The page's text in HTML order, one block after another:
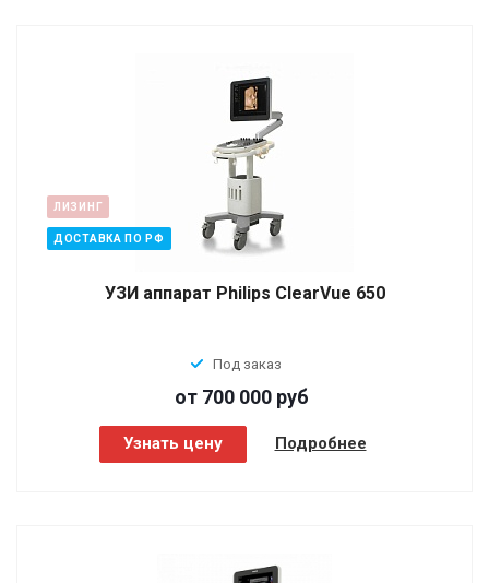
ЛИЗИНГ
ДОСТАВКА ПО РФ
УЗИ аппарат Philips ClearVue 650
Под заказ
от 700 000 руб
Узнать цену Подробнее